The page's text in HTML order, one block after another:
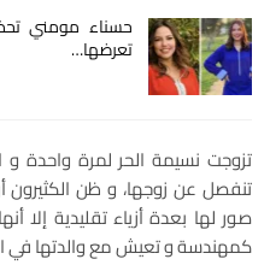
حسناء مومني
تعرضها…
تزوجت نسيمة الحر لمرة واحدة و
تنفصل عن زوجها، و ظن الكثيرون
صور لها بعدة أزياء تقليدية
كمهندسة و تعيش مع والدتها في